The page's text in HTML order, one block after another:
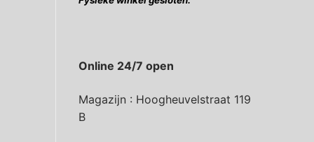
Online 24/7 open
Magazijn : Hoogheuvelstraat 119
B